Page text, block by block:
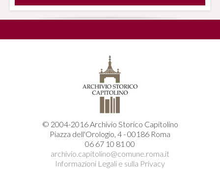
© 2004-2016 Archivio Storico Capitolino
Piazza dell'Orologio, 4 - 00186 Roma
06 67 10 81 00
archivio.capitolino@comune.roma.it
Informazioni Legali e sulla Privacy